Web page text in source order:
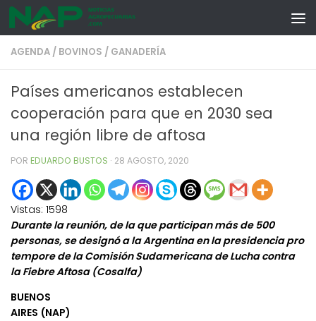
Skip to content
AGENDA / BOVINOS / GANADERÍA
Países americanos establecen
cooperación para que en 2030 sea
una región libre de aftosa
POR EDUARDO BUSTOS · 28 AGOSTO, 2020
Vistas: 1598
Durante la reunión, de la que participan más de 500
personas, se designó a la Argentina en la presidencia pro
tempore de la Comisión Sudamericana de Lucha contra
la Fiebre Aftosa (Cosalfa)
BUENOS
AIRES (NAP)